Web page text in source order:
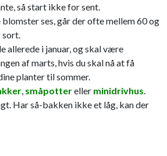
så start ikke for sent.
ses, går der ofte mellem 60 og
sort.
allerede i januar, og skal være
af marts, hvis du skal nå at få
planter til sommer.
, småpottereller minidrivhus.
Har så-bakken ikke et låg, kan der